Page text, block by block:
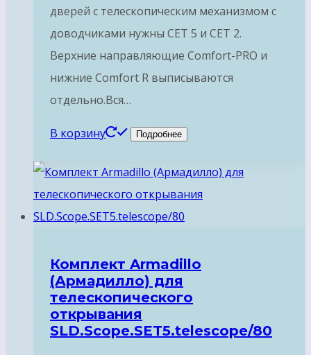
дверей с телескопическим механизмом с
доводчиками нужны СЕТ 5 и СЕТ 2.
Верхние направляющие Comfort-PRO и
нижние Comfort R выписываются
отдельно.Вся…
В корзину Подробнее
Комплект Armadillo
(Армадилло) для
телескопического
открывания
SLD.Scope.SET5.telescope/80